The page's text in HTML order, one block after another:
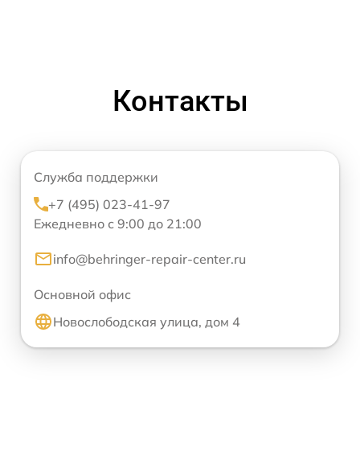
Контакты
Служба поддержки
+7 (495) 023-41-97
Ежедневно с 9:00 до 21:00
info@behringer-repair-center.ru
Основной офис
Новослободская улица, дом 4